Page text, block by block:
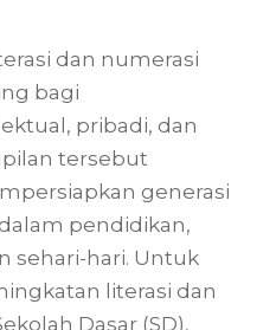
dan numerasi
bagi
pribadi, dan
tersebut
generasi
pendidikan,
sehari-hari. Untuk
literasi dan
Dasar (SD),